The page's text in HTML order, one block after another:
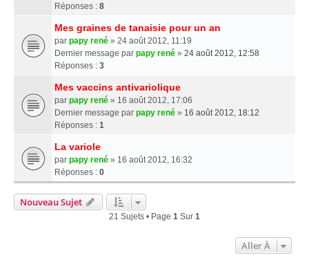
Réponses : 8
Mes graines de tanaisie pour un an
par papy rené » 24 août 2012, 11:19
Dernier message par papy rené » 24 août 2012, 12:58
Réponses : 3
Mes vaccins antivariolique
par papy rené » 16 août 2012, 17:06
Dernier message par papy rené » 16 août 2012, 18:12
Réponses : 1
La variole
par papy rené » 16 août 2012, 16:32
Réponses : 0
Nouveau Sujet
21 Sujets • Page 1 Sur 1
Aller À